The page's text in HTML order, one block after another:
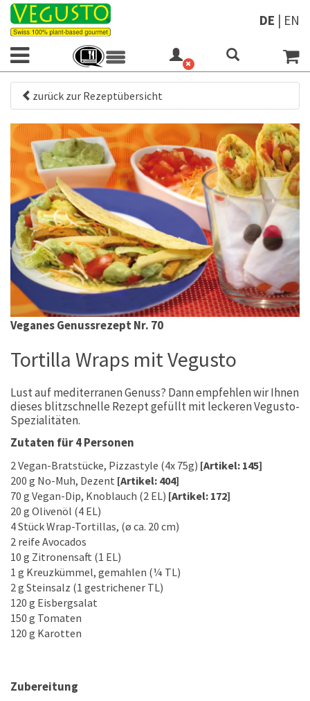
DE | EN
zurück zur Rezeptübersicht
Veganes Genussrezept Nr. 70
Tortilla Wraps mit Vegusto
Lust auf mediterranen Genuss? Dann empfehlen wir Ihnen
dieses blitzschnelle Rezept gefüllt mit leckeren Vegusto-
Spezialitäten.
Zutaten für 4 Personen
2 Vegan-Bratstücke, Pizzastyle (4x 75g) [Artikel: 145]
200 g No-Muh, Dezent [Artikel: 404]
70 g Vegan-Dip, Knoblauch (2 EL) [Artikel: 172]
20 g Olivenöl (4 EL)
4 Stück Wrap-Tortillas, (ø ca. 20 cm)
2 reife Avocados
10 g Zitronensaft (1 EL)
1 g Kreuzkümmel, gemahlen (¼ TL)
2 g Steinsalz (1 gestrichener TL)
120 g Eisbergsalat
150 g Tomaten
120 g Karotten
Zubereitung